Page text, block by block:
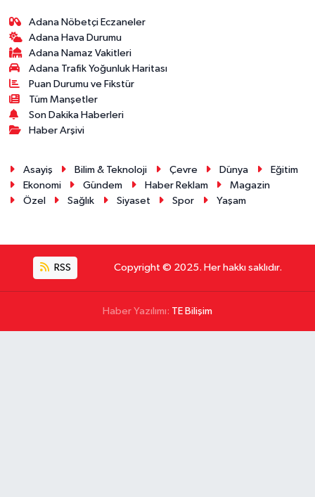
Adana Nöbetçi Eczaneler
Adana Hava Durumu
Adana Namaz Vakitleri
Adana Trafik Yoğunluk Haritası
Puan Durumu ve Fikstür
Tüm Manşetler
Son Dakika Haberleri
Haber Arşivi
Asayiş Bilim & Teknoloji Çevre Dünya
Eğitim
Ekonomi
Gündem Haber Reklam
Magazin
Özel
Sağlık Siyaset Spor Yaşam
RSS Copyright © 2025. Her hakkı saklıdır.
Haber Yazılımı: TE Bilişim